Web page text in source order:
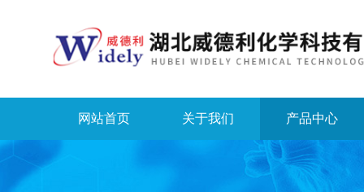
网站首页 关于我们 产品中心